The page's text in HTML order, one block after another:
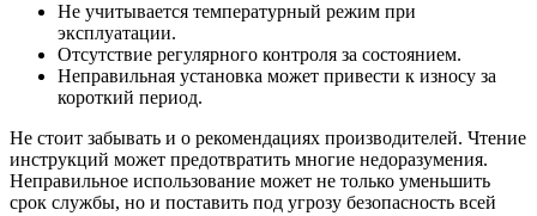
Не учитывается температурный режим при
эксплуатации.
Отсутствие регулярного контроля за состоянием.
Неправильная установка может привести к износу за
короткий период.
Не стоит забывать и о рекомендациях производителей. Чтение
инструкций может предотвратить многие недоразумения.
Неправильное использование может не только уменьшить
срок службы, но и поставить под угрозу безопасность всей